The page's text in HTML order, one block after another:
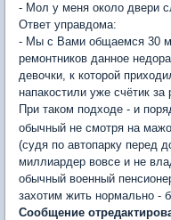
- Мол у меня около двери
Ответ управдома:
- Мы с Вами общаемся 30
ремонтников данное
девочки, к которой
напакостили уже счётик
При таком подходе - и
обычный не смотря на
(судя по автопарку перед
миллиардер вовсе и не
обычный военный
захотим жить нормально -
Сообщение